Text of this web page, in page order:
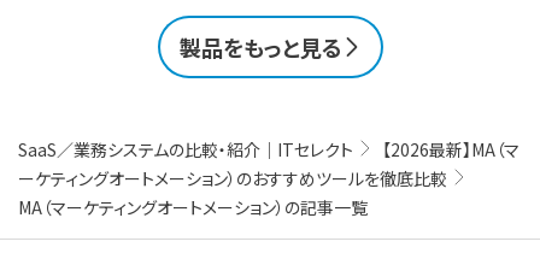
SaaS／業務システムの比較・紹介｜ITセレクト
【2026最新】MA（マ
ーケティングオートメーション）のおすすめツールを徹底比較
MA（マーケティングオートメーション）の記事一覧
製品をもっと見る